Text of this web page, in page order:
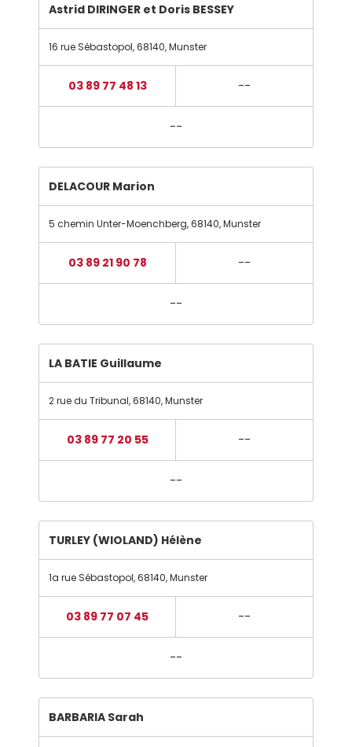
Astrid DIRINGER et Doris BESSEY
16 rue Sébastopol,68140,Munster
03 89 77 48 13 --
--
DELACOUR Marion
5 chemin Unter-Moenchberg,68140,Munster
03 89 21 90 78 --
--
LA BATIE Guillaume
2 rue du Tribunal,68140,Munster
03 89 77 20 55 --
--
TURLEY (WIOLAND) Hélène
1a rue Sébastopol,68140,Munster
03 89 77 07 45 --
--
BARBARIA Sarah